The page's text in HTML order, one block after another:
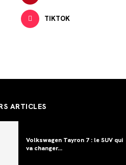
TIKTOK
ARTICLES
Volkswagen Tayron 7 : le SUV qui
va changer...